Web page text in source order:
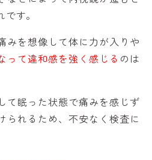
す。
みを想像して体に力が入りや
って違和感を強く感じる のは
て眠った状態で痛みを感じず
られるため、不安なく検査に